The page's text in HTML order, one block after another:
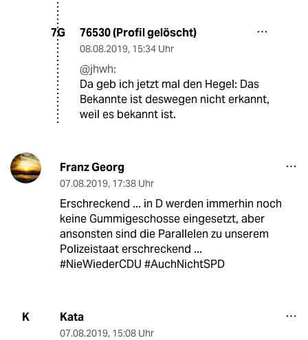
7G 76530 (Profil gelöscht)
08.08.2019, 15:34 Uhr
@jhwh:
Da geb ich jetzt mal den Hegel: Das
Bekannte ist deswegen nicht erkannt,
weil es bekannt ist.
Franz Georg
07.08.2019, 17:38 Uhr
Erschreckend ... in D werden immerhin noch
keine Gummigeschosse eingesetzt, aber
ansonsten sind die Parallelen zu unserem
Polizeistaat erschreckend ...
#NieWiederCDU #AuchNichtSPD
K Kata
07.08.2019, 15:08 Uhr